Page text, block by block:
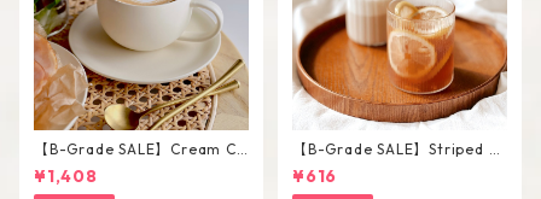
【B-Grade SALE】Cream Co
lor Round Shape Cup Saucer
Set
¥1,408
【B-Grade SALE】Striped Sh
ort Glass / M
¥616